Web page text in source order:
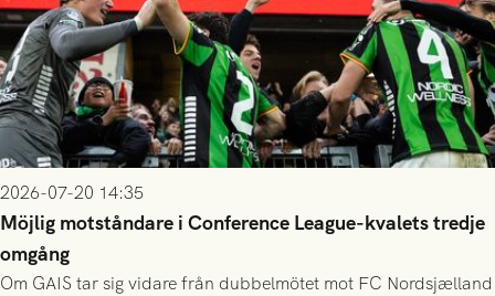
2026-07-20 14:35
Möjlig motståndare i Conference League-kvalets tredje
omgång
Om GAIS tar sig vidare från dubbelmötet mot FC Nordsjælland